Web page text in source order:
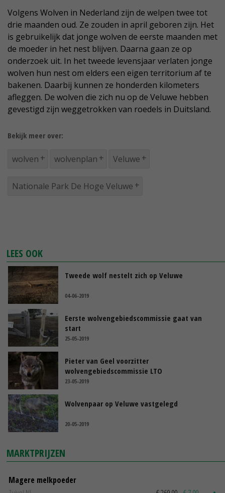
Volgens Wolven in Nederland zijn de welpen twee tot
drie maanden oud. Ze zouden in april geboren zijn. Het
is gebruikelijk dat jonge wolven de eerste maanden met
de moeder in het nest blijven. Daarna gaan ze op
onderzoek uit. In het tweede levensjaar verlaten jonge
wolven hun nest om elders een eigen territorium af te
bakenen. Daarbij kunnen ze honderden kilometers
afleggen. De wolven die zich nu op de Veluwe hebben
gevestigd zijn weggetrokken van roedels in Duitsland.
Bekijk meer over:
wolven wolvenplan Veluwe
Nationale Park De Hoge Veluwe
LEES OOK
Tweede wolf nestelt zich op Veluwe
04-06-2019
Eerste wolvengebiedscommissie gaat van
start
25-05-2019
Pieter van Geel voorzitter
wolvengebiedscommissie LTO
23-05-2019
Wolvenpaar op Veluwe vastgelegd
20-05-2019
MARKTPRIJZEN
Magere melkpoeder